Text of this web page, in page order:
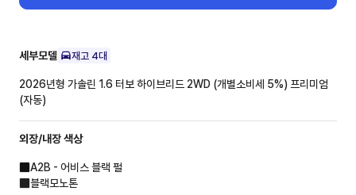
세부모델 재고 4대
2026년형 가솔린 1.6 터보 하이브리드 2WD (개별소비세 5%) 프리미엄
(자동)
외장/내장색상
A2B - 어비스 블랙 펄
블랙모노톤